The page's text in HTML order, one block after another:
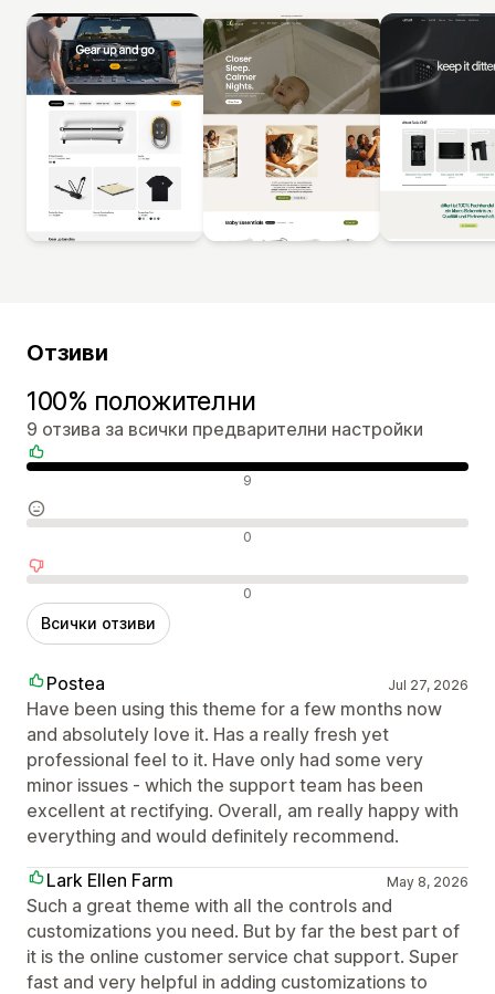
Отзиви
100% положителни
9 отзива за всички предварителни настройки
Положителни отзиви 9
Неутрални отзиви 0
Отрицателни отзиви 0
Всички отзиви
Postea Jul 27, 2026
Have been using this theme for a few months now
and absolutely love it. Has a really fresh yet
professional feel to it. Have only had some very
minor issues - which the support team has been
excellent at rectifying. Overall, am really happy with
everything and would definitely recommend.
Lark Ellen Farm
May 8, 2026
Such a great theme with all the controls and
customizations you need. But by far the best part of
it is the online customer service chat support. Super
fast and very helpful in adding customizations to